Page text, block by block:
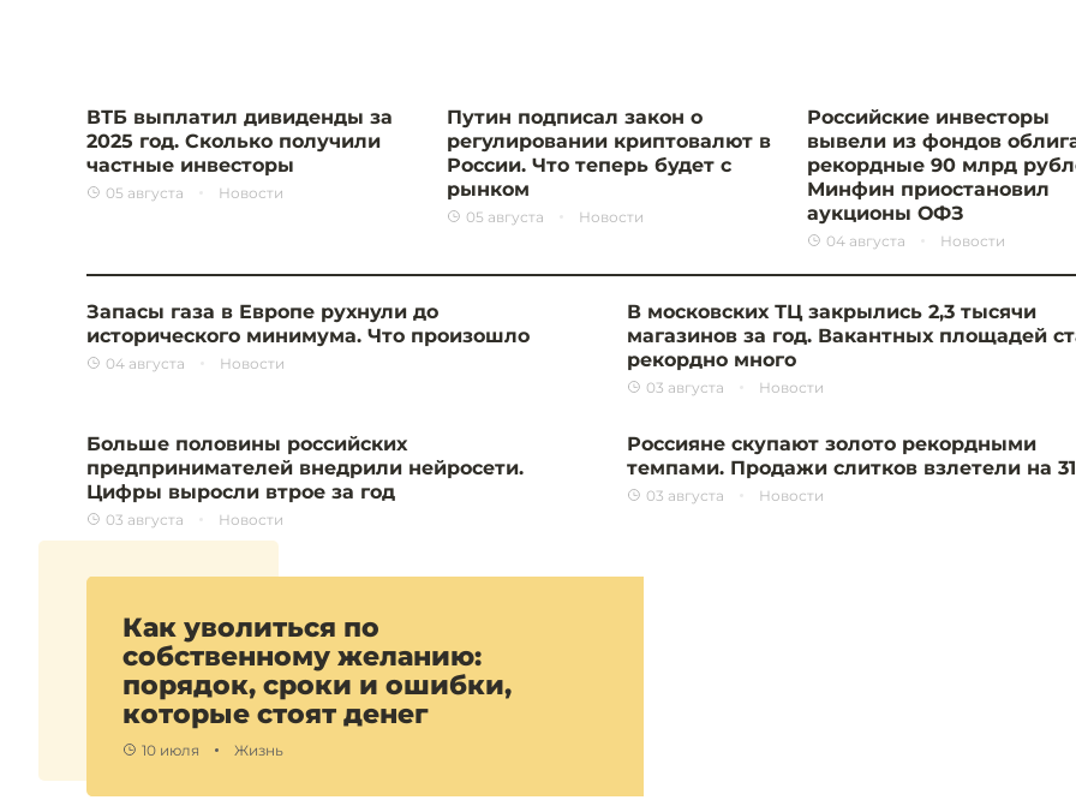
ВТБ выплатил дивиденды за
2025 год. Сколько получили
частные инвесторы
05 августа Новости
Путин подписал закон о
регулировании криптовалют в
России. Что теперь будет с
рынком
05 августа Новости
Российские инвесторы
вывели из фондов
рекордные 90 млрд
Минфин приостановил
аукционы ОФЗ
04 августа Новости
Запасы газа в Европе рухнули до
исторического минимума. Что произошло
04 августа Новости
В московских ТЦ закрылись 2,3 тысячи
магазинов за год. Вакантных площадей
рекордно много
03 августа Новости
Больше половины российских
предпринимателей внедрили нейросети.
Цифры выросли втрое за год
03 августа Новости
Россияне скупают золото рекордными
темпами. Продажи слитков взлетели на
03 августа Новости
Как уволиться по
собственному желанию:
порядок, сроки и ошибки,
которые стоят денег
10 июля Жизнь